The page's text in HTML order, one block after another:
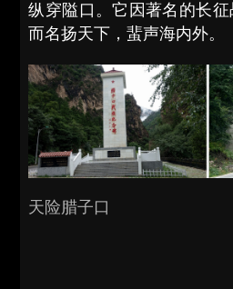
纵穿隘口。它因著名的长
而名扬天下，蜚声海内外。
天险腊子口